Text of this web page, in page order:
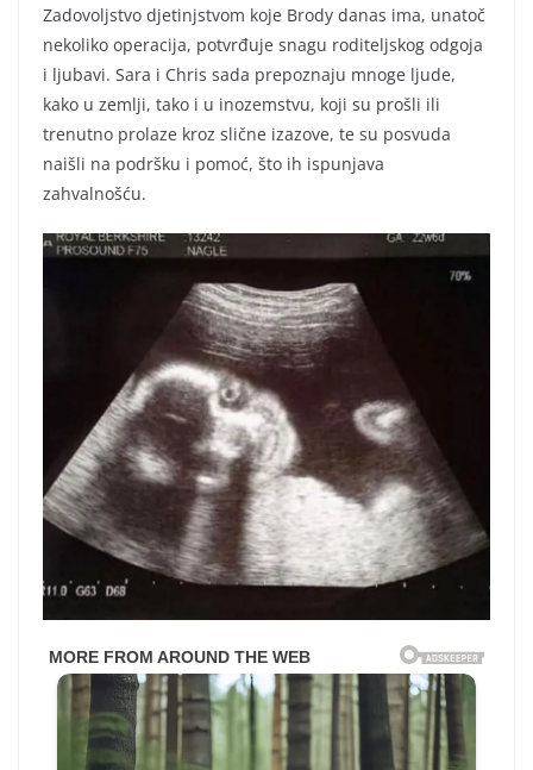
Zadovoljstvo djetinjstvom koje Brody danas ima, unatoč
nekoliko operacija, potvrđuje snagu roditeljskog odgoja
i ljubavi. Sara i Chris sada prepoznaju mnoge ljude,
kako u zemlji, tako i u inozemstvu, koji su prošli ili
trenutno prolaze kroz slične izazove, te su posvuda
naišli na podršku i pomoć, što ih ispunjava
zahvalnošću.